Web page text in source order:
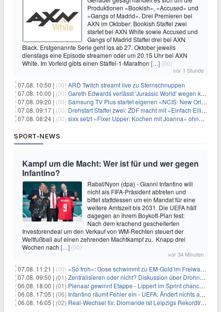
Produktionen «Bookish», «Accused» und
«Gangs of Madrid». Drei Premieren bei
AXN im Oktober: Bookish Staffel zwei
startet bei AXN White sowie Accused und
Gangs of Madrid Staffel drei bei AXN
Black. Erstgenannte Serie geht los ab 27. Oktober jeweils
dienstags eine Episode streamen oder um 20.15 Uhr bei AXN
White. Im Vorfeld gibts einen Staffel-1-Marathon […] (00)
vor 1 Stunde
07.08. 10:50 | (00) ARD Twitch streamt live zu Sternschnuppen
07.08. 10:00 | (00) Gareth Edwards verlässt 'Jurassic World' wegen kreativer Differenzen
07.08. 09:20 | (00) Samsung TV Plus startet eigenen «NCIS: New Orleans»-Sender
07.08. 09:17 | (00) Drehstart Staffel zwei: ZDF macht mit «Einfach Elli» weiter
07.08. 08:24 | (00) sixx setzt «Fixer Upper: Kochen mit Joanna» ohne Pause fort
SPORT-NEWS
Kampf um die Macht: Wer ist für und wer gegen
Infantino?
Rabat/Nyon (dpa) - Gianni Infantino will
nicht als FIFA-Präsident abtreten und
bittet stattdessen um ein Mandat für eine
weitere Amtszeit bis 2031. Die UEFA hält
dagegen an ihrem Boykott-Plan fest:
Nach dem krachend gescheiterten
Investorendeal um den Verkauf von WM-Rechten steuert der
Weltfußball auf einen zehrenden Machtkampf zu. Knapp drei
Wochen nach […] (00)
vor 34 Minuten
07.08. 11:21 | (00) «So froh»: Gose schwimmt zu EM-Gold im Freiwasser
07.08. 09:50 | (01) Zentralisieren oder nicht? Diskussion über Drohnenabwehr
06.08. 18:00 | (01) Pienaar gewinnt Etappe - Lippert im Sprint chancenlos
06.08. 17:05 | (06) Infantino räumt Fehler ein - UEFA: Ändert nichts an Boykott
06.08. 16:05 | (02) Real-Wechsel fix: Diomande ist Leipzigs Rekordtransfer